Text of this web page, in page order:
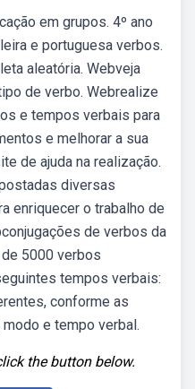
em grupos. 4º ano
e portuguesa verbos.
aleatória. Webveja
de verbo. Webrealize
e tempos verbais para
e melhorar a sua
de ajuda na realização.
diversas
enriquecer o trabalho de
de verbos da
5000 verbos
tempos verbais:
conforme as
e tempo verbal.
the button below.